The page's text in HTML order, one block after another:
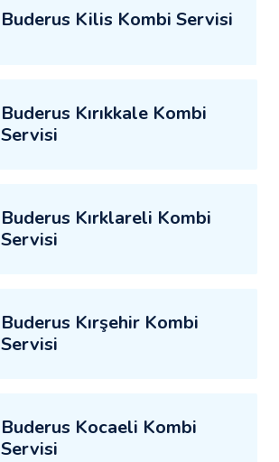
Buderus Kilis Kombi Servisi
Buderus Kırıkkale Kombi
Servisi
Buderus Kırklareli Kombi
Servisi
Buderus Kırşehir Kombi
Servisi
Buderus Kocaeli Kombi
Servisi